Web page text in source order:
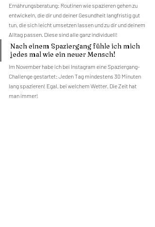
Ernährungsberatung: Routinen wie spazieren gehen zu
entwickeln, die dir und deiner Gesundheit langfristig gut
tun, die sich leicht umsetzen lassen und zu dir und deinem
Alltag passen. Diese sind alle ganz individuell!
Nach einem Spaziergang fühle ich mich
jedes mal wie ein neuer Mensch!
Im November habe ich bei Instagram eine Spaziergang-
Challenge gestartet: Jeden Tag mindestens 30 Minuten
lang spazieren! Egal, bei welchem Wetter. Die Zeit hat
man immer!